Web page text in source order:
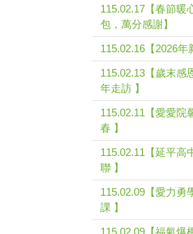
115.02.17【春節暖
包，萬分感謝】
115.02.16【2026年
115.02.13【歲末感
年走訪 】
115.02.11【愛愛院
春 】
115.02.11【延平高
聯 】
115.02.09【愛力勇
課 】
115.02.09【福氣爆